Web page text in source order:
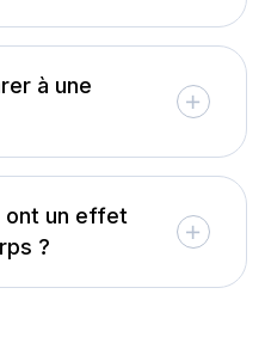
à une
ont un effet
?